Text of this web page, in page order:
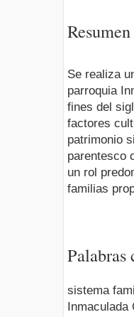
Resumen
Se realiza
parroquia
fines del
factores
patrimonio
parentesco
un rol
familias
Palabras
sistema
Inmaculada